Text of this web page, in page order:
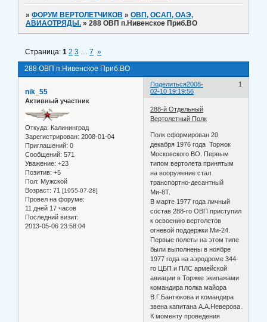
»ФОРУМ ВЕРТОЛЕТЧИКОВ »ОВП, ОСАП, ОАЭ,
АВИАОТРЯДЫ. »288 ОВП п.Нивенское Приб.ВО
288 ОВП п.Нивенское Приб.ВО
Страница:1 2 3 … 7 »
Поделиться 1
2008-
02-10 19:19:56
nik_55
Активный участник
Откуда: Калининград
Зарегистрирован: 2008-01-04
Приглашений: 0
Сообщений: 571
Уважение: +23
Позитив: +5
Пол: Мужской
Возраст: 71 [1955-07-28]
Провел на форуме:
11 дней 17 часов
Последний визит:
2013-05-06 23:58:04
288-й Отдельный
Вертолетный Полк
Полк сформирован 20
декабря 1976 года Торжок
Московского ВО. Первым
типом вертолета принятым
на вооружение стал
транспортно-десантный
Ми-8Т.
В марте 1977 года личный
состав 288-го ОВП приступил
к освоению вертолетов
огневой поддержки Ми-24.
Первые полеты на этом типе
были выполнены в ноябре
1977 года на аэродроме 344-
го ЦБП и ПЛС армейской
авиации в Торжке экипажами
командира полка майора
В.Г.Бантюкова и командира
звена капитана А.А.Неверова.
К моменту проведения